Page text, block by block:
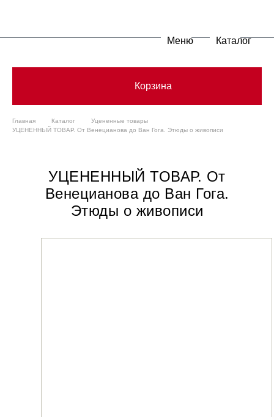
Меню Каталог
Корзина
Главная Каталог
Уцененные товары
УЦЕНЕННЫЙ ТОВАР. От Венецианова до Ван Гога. Этюды о живописи
УЦЕНЕННЫЙ ТОВАР. От
Венецианова до Ван Гога.
Этюды о живописи